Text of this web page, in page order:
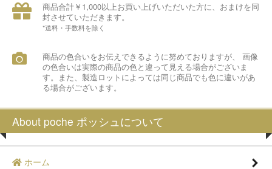
商品合計￥1,000以上お買い上げいただいた方に、おまけを同
封させていただきます。
*送料・手数料を除く
商品の色合いをお伝えできるように努めておりますが、 画像
の色合いは実際の商品の色と違って見える場合がございま
す。また、製造ロットによっては同じ商品でも色に違いがあ
る場合がございます。
About poche ポッシュについて
ホーム